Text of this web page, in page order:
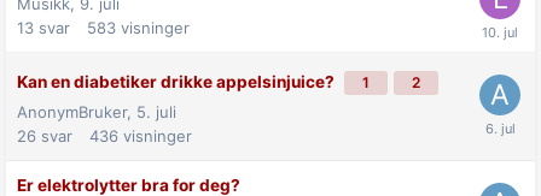
13 svar 583 visninger
Kan en diabetiker drikke appelsinjuice? 1 2
AnonymBruker, 5. juli
26 svar 436 visninger
Er elektrolytter bra for deg?